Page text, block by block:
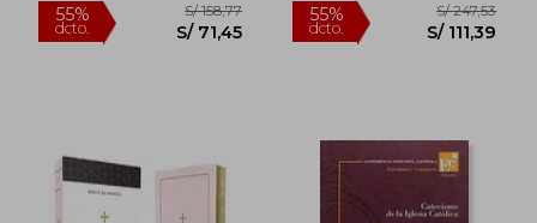
55%
dcto.
S/ 158,77 55%